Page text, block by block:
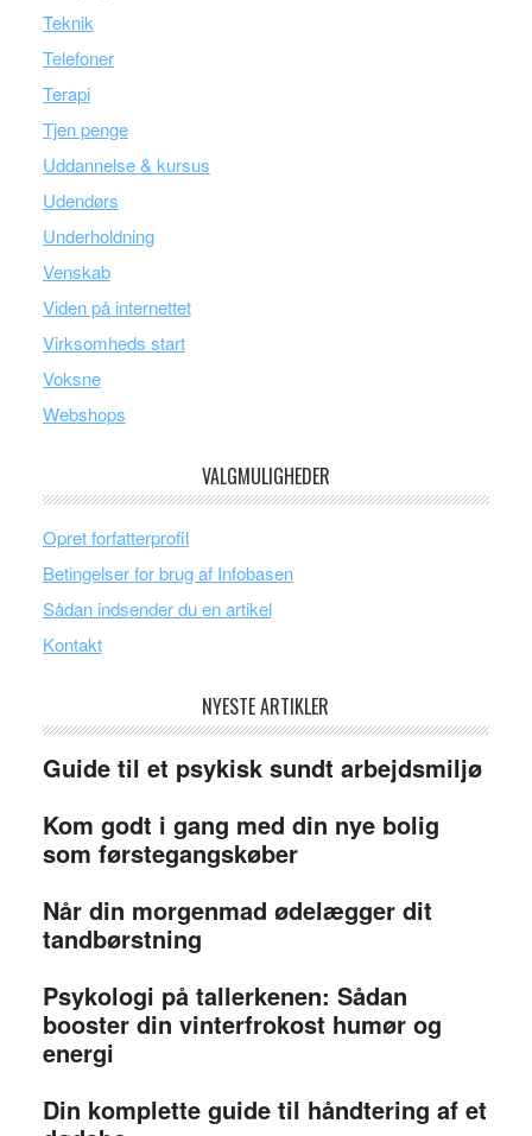
Teknik
Telefoner
Terapi
Tjen penge
Uddannelse & kursus
Udendørs
Underholdning
Venskab
Viden på internettet
Virksomheds start
Voksne
Webshops
VALGMULIGHEDER
Opret forfatterprofil
Betingelser for brug af Infobasen
Sådan indsender du en artikel
Kontakt
NYESTE ARTIKLER
Guide til et psykisk sundt arbejdsmiljø
Kom godt i gang med din nye bolig
som førstegangskøber
Når din morgenmad ødelægger dit
tandbørstning
Psykologi på tallerkenen: Sådan
booster din vinterfrokost humør og
energi
Din komplette guide til håndtering af et